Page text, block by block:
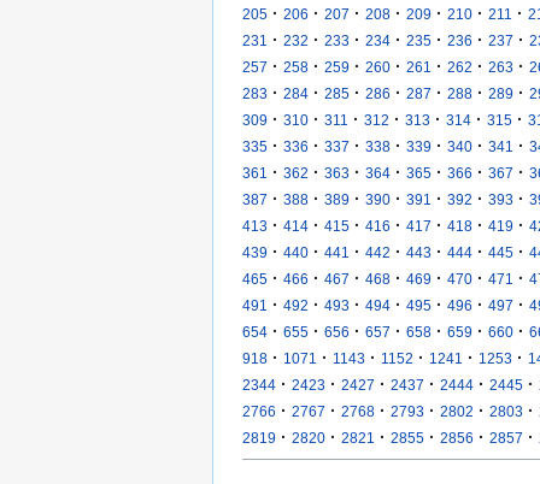
205 · 206 · 207 · 208 · 209 · 210 · 211 ·
231
· 232 · 233 · 234 · 235 · 236 · 237 ·
257 · 258 · 259 · 260 · 261 · 262 · 263 ·
283 · 284 · 285 · 286 · 287 · 288 · 289 ·
309 · 310 · 311 · 312 · 313 · 314 · 315 ·
335 · 336 · 337 · 338 · 339 · 340 · 341 ·
361
· 362 · 363 · 364 · 365 · 366 · 367 ·
387 · 388 · 389 · 390 · 391 · 392 · 393 ·
413 · 414 · 415 · 416 · 417 · 418 · 419 ·
439 · 440 · 441 · 442 · 443 · 444 · 445 ·
465 · 466 · 467 · 468 · 469 · 470 · 471 ·
491
· 492 · 493 · 494 · 495 · 496 · 497 ·
654 · 655 · 656 · 657 · 658 · 659 · 660 ·
918 · 1071 · 1143 · 1152 · 1241 · 1253 ·
2344 · 2423 · 2427 · 2437 · 2444 · 2445 ·
2766 · 2767 · 2768 · 2793 · 2802 · 2803 ·
2819 · 2820 · 2821 · 2855 · 2856 · 2857 ·